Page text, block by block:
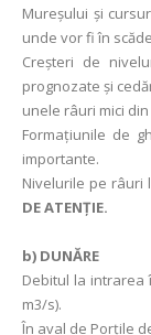
Mureșului și
unde vor fi în
Creșteri de
prognozate și
unele râuri mici
Formațiunile de
importante.
Nivelurile pe râuri
DE ATENŢIE.
b) DUNĂRE
Debitul la intrarea
m3/s).
În aval de Porţile